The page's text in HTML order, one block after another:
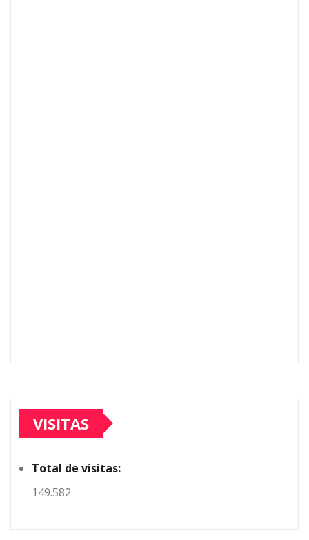
VISITAS
Total de visitas:
149.582